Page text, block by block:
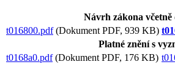
Návrh zákona
t016800.pdf(Dokument PDF, 939 KB)
Platné znění s
t0168a0.pdf(Dokument PDF, 176 KB)